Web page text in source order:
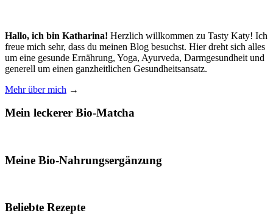
Hallo, ich bin Katharina! Herzlich willkommen zu Tasty Katy! Ich
freue mich sehr, dass du meinen Blog besuchst. Hier dreht sich alles
um eine gesunde Ernährung, Yoga, Ayurveda, Darmgesundheit und
generell um einen ganzheitlichen Gesundheitsansatz.
Mehr über mich →
Mein leckerer Bio-Matcha
Meine Bio-Nahrungsergänzung
Beliebte Rezepte